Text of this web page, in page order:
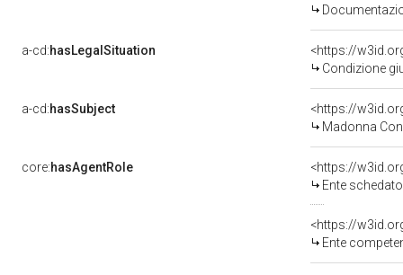
a-cd:hasLegalSituation
Condizione
a-cd:hasSubject
<https://
Madonna
core:hasAgentRole
<https://
Ente schedatore
<https://
Ente competente per